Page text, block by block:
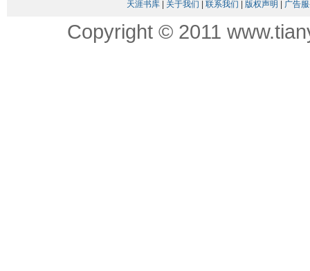
天涯书库| 关于我们 联系我们 版权声明 广告
Copyright © 2011